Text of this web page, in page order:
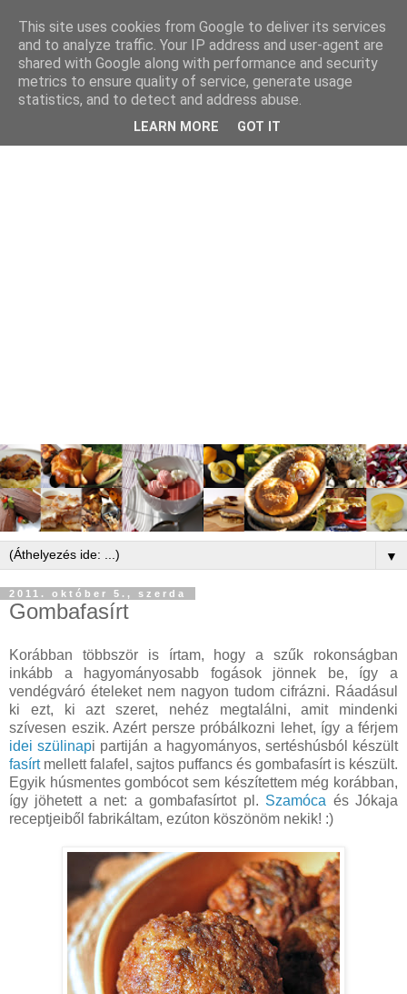
▼
2011. október 5., szerda
Gombafasírt
Korábban többször is írtam, hogy a szűk rokonságban
inkább a hagyományosabb fogások jönnek be, így a
vendégváró ételeket nem nagyon tudom cifrázni. Ráadásul
ki ezt, ki azt szeret, nehéz megtalálni, amit mindenki
szívesen eszik. Azért persze próbálkozni lehet, így a férjem
idei szülinapi partiján a hagyományos, sertéshúsból készült
fasírtmellett falafel, sajtos puffancs és gombafasírt is készült.
Egyik húsmentes gombócot sem készítettem még korábban,
így jöhetett a net: a gombafasírtot pl. Szamóca és Jókaja
receptjeiből fabrikáltam, ezúton köszönöm nekik! :)
This site uses cookies from Google to deliver its services
and to analyze traffic. Your IP address and user-agent are
shared with Google along with performance and security
metrics to ensure quality of service, generate usage
statistics, and to detect and address abuse.
LEARN MORE GOT IT